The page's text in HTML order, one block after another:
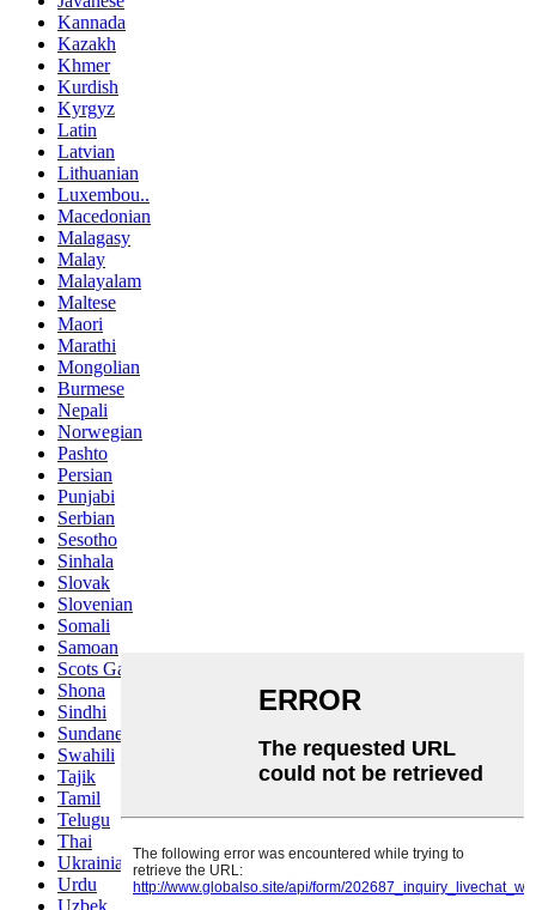
Kannada
Kazakh
Khmer
Kurdish
Kyrgyz
Latin
Latvian
Lithuanian
Luxembou..
Macedonian
Malagasy
Malay
Malayalam
Maltese
Maori
Marathi
Mongolian
Burmese
Nepali
Norwegian
Pashto
Persian
Punjabi
Serbian
Sesotho
Sinhala
Slovak
Slovenian
Somali
Samoan
Scots Gaelic
Shona
Sindhi
Sundanese
Swahili
Tajik
Tamil
Telugu
Thai
Ukrainian
Urdu
Uzbek